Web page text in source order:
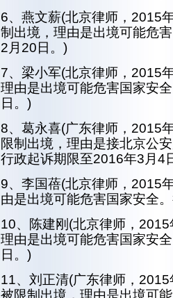
6、燕文薪(北京律师，2015
制出境，理由是出境可能危
2月20日。)
7、梁小军(北京律师，2015
理由是出境可能危害国家安
日。)
8、葛永喜(广东律师，2015
限制出境，理由是接北京公
行政起诉期限至2016年3月4
9、李国蓓(北京律师，2015
由是出境可能危害国家安全
10、陈建刚(北京律师，
理由是出境可能危害国家安
日。)
11、刘正清(广东律师，
被限制出境，理由是出境可